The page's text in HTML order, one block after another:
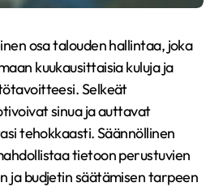
osa talouden hallintaa, joka
kuukausittaisia kuluja ja
Selkeät
sinua ja auttavat
tehokkaasti. Säännöllinen
tietoon perustuvien
ja budjetin säätämisen tarpeen